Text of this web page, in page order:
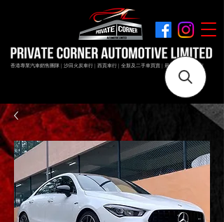
香港專業汽車銷售團隊 | 沙田火炭車行 | 西貢車行 | 全新及二手車買賣 | 最短時間極速成交